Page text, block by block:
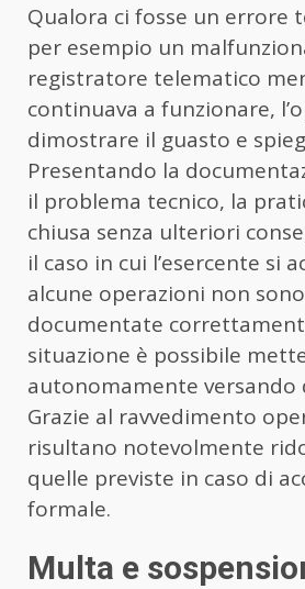
Qualora ci fosse un errore
per esempio un
registratore telematico
continuava a funzionare,
dimostrare il guasto e
Presentando la
il problema tecnico, la
chiusa senza ulteriori
il caso in cui l’esercente si
alcune operazioni non
documentate
situazione è possibile
autonomamente versando
Grazie al ravvedimento
risultano notevolmente
quelle previste in caso di
formale.
Multa e